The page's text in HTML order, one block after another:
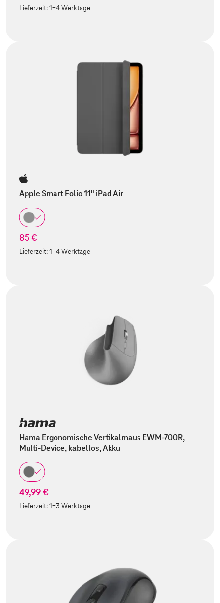
Lieferzeit:1-4 Werktage
Apple Smart Folio 11" iPad Air
85 €
Lieferzeit:1-4 Werktage
Hama Ergonomische Vertikalmaus EWM-700R,
Multi-Device, kabellos, Akku
49,99 €
Lieferzeit:1-3 Werktage